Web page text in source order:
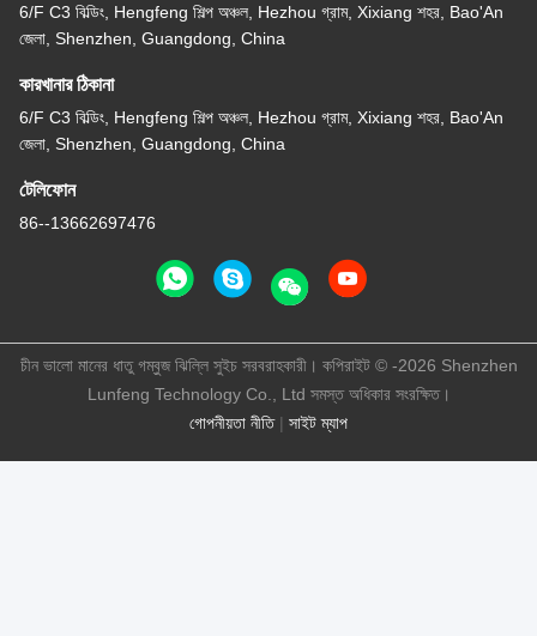
6/F C3 বিল্ডিং, Hengfeng শিল্প অঞ্চল, Hezhou গ্রাম, Xixiang শহর, Bao'An
জেলা, Shenzhen, Guangdong, China
কারখানার ঠিকানা
6/F C3 বিল্ডিং, Hengfeng শিল্প অঞ্চল, Hezhou গ্রাম, Xixiang শহর, Bao'An
জেলা, Shenzhen, Guangdong, China
টেলিফোন
86--13662697476
গোপনীয়তা নীতি| সাইট ম্যাপ
চীন ভালো মানের ধাতু গম্বুজ ঝিল্লি সুইচ সরবরাহকারী। কপিরাইট © -2026 Shenzhen
Lunfeng Technology Co., Ltd সমস্ত অধিকার সংরক্ষিত।